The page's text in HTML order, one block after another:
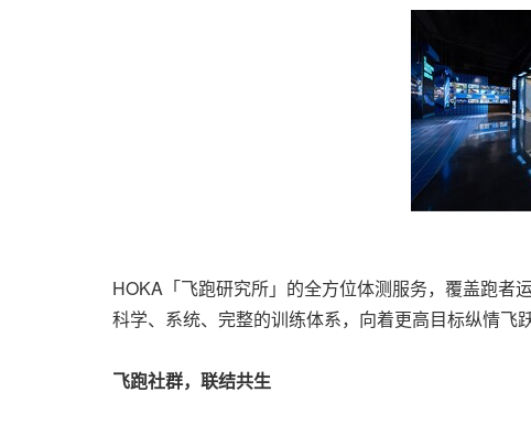
HOKA「飞跑研究所」的全方位体测服务，覆盖跑者
科学、系统、完整的训练体系，向着更高目标纵情飞跃
飞跑社群，联结共生